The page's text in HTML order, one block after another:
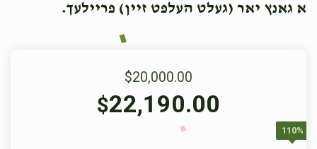
א גאנץ יאר (געלט העלפט זיין) פריילעך.
$20,000.00
$22,190.00
110%